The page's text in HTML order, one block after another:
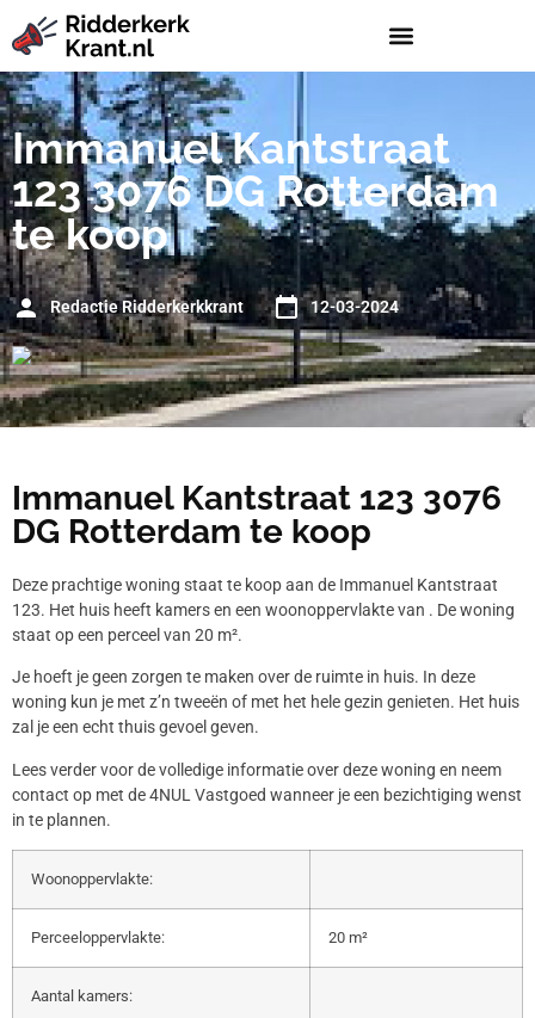
Immanuel Kantstraat
123 3076 DG Rotterdam
te koop
Redactie Ridderkerkkrant 12-03-2024
Immanuel Kantstraat 123 3076
DG Rotterdam te koop
Deze prachtige woning staat te koop aan de Immanuel Kantstraat
123. Het huis heeft kamers en een woonoppervlakte van . De woning
staat op een perceel van 20 m².
Je hoeft je geen zorgen te maken over de ruimte in huis. In deze
woning kun je met z’n tweeën of met het hele gezin genieten. Het huis
zal je een echt thuis gevoel geven.
Lees verder voor de volledige informatie over deze woning en neem
contact op met de 4NUL Vastgoed wanneer je een bezichtiging wenst
in te plannen.
Woonoppervlakte:
Perceeloppervlakte: 20 m²
Aantal kamers: